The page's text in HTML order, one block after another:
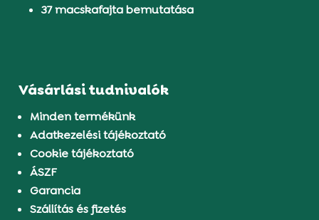
37 macskafajta bemutatása
Vásárlási tudnivalók
Minden termékünk
Adatkezelési tájékoztató
Cookie tájékoztató
ÁSZF
Garancia
Szállítás és fizetés